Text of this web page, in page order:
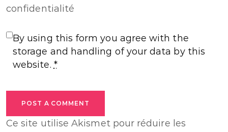
confidentialité
By using this form you agree with the
storage and handling of your data by this
website. *
POST A COMMENT
Ce site utilise Akismet pour réduire les